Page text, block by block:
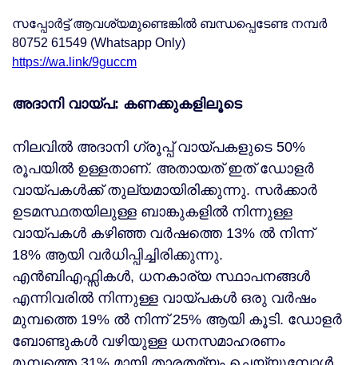
സപ്പോർട്ട് ആവശ്യമുണ്ടെങ്കിൽ ബന്ധപ്പെടേണ്ട നമ്പർ
80752 61549 (Whatsapp Only)
https://wa.link/9guccm
അദാനി വായ്പ: കണക്കുകളിലൂടെ
നിലവില്‍ അദാനി ഗ്രൂപ്പ് വായ്പകളുടെ 50%
രൂപയില്‍ ഉള്ളതാണ്. അതായത് ഇത് ഡോളര്‍
വായ്പകള്‍ക്ക് തുല്യമായിരിക്കുന്നു. സര്‍ക്കാര്‍
ഉടമസ്ഥതയിലുള്ള ബാങ്കുകളില്‍ നിന്നുള്ള
വായ്പകള്‍ കഴിഞ്ഞ വര്‍ഷത്തെ 13% ല്‍ നിന്ന്
18% ആയി വര്‍ധിപ്പിച്ചിരിക്കുന്നു.
എന്‍ബിഎഫ്സികള്‍, ധനകാര്യ സ്ഥാപനങ്ങള്‍
എന്നിവരില്‍ നിന്നുള്ള വായ്പകള്‍ ഒരു വര്‍ഷം
മുമ്പത്തെ 19% ല്‍ നിന്ന് 25% ആയി കൂടി. ഡോളര്‍
ബോണ്ടുകള്‍ വഴിയുള്ള ധനസമാഹരണം